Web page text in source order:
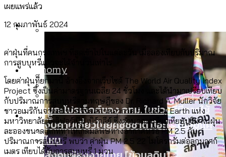
เมื่อแยกท่องเที่ยวออกจากกีฬา กระทรวง
ใหม่จะมีงบฯ ประมาณเท่าไร
สมุดจดการบ้าน ส.ก. 2569 : แต่ละเขตมี
ปัญหาอะไรที่ ส.ก. ต้องทำการบ้าน
สำรวจเหตุไฟไหม้ในกรุงเทพฯ ส่วนใหญ่มา
จากไฟฟ้าลัดวงจร เขตจตุจักรเกิดไฟฟ้า
สวนสาธารณะและพื้นที่สีเขียวใน กทม. เพิ่ม
ขึ้นและเข้าถึงได้มากน้อยแค่ไหน
Culture
Economy
เมกะโปรเจ็กต์ของ กทม. ในช่วงที่มีการใช้
งบคาบเกี่ยวในยุคชัชชาติ มีอะไร ใช้งบแค่
ไหน
Future
เผยแพร่แล้ว
12 กุมภาพันธ์ 2024
ค่าฝุ่นที่คนกรุงเทพฯ ที่สูดเข้าไปในแต่ละวัน เมื่อลองเทียบกับปริมาณ
การสูบบุหรี่แล้วจะได้จำนวนเท่าไร
โดยค่าฝุ่นที่ยกมานี้ อ้างอิงจากเว็บไซต์ The World Air Quality Index
Project ซึ่งเป็นค่ามาตรฐานเฉลี่ย 24 ชั่วโมง และได้นำมาเปรียบเทียบ
กับปริมาณการสูบบุหรี่ตามทฤษฎีของ Dr. Richard A. Muller นักวิจัย
ชาวอเมริกันจากสถาบันวิจัยสภาพอากาศ Berkeley Earth แห่ง
มหาวิทยาลัยแคลิฟอร์เนีย เบิร์กลีย์ ซึ่งคำนวณเปรียบเทียบปริมาณฝุ่น
ละอองขนาดเล็กที่ทำให้เกิดมลพิษทางอากาศหรือ PM 2.5 กับ
ปริมาณการสูบบุหรี่ พบว่า ค่าฝุ่น PM 2.5 22 ไมโครกรัมต่อลูกบาศก์
เมตร เทียบได้กับการสูบบุหรี่ 1 มวน